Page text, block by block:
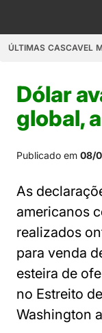
ÚLTIMAS CASCAVEL
Dólar
global,
Publicado em 08/
As
americanos
realizados
para venda
esteira de
no Estreito
Washington